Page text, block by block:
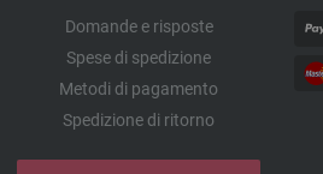
Domande e risposte
Spese di spedizione
Metodi di pagamento
Spedizione di ritorno